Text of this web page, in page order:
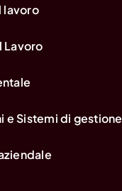
lavoro
Lavoro
e Sistemi di gestione